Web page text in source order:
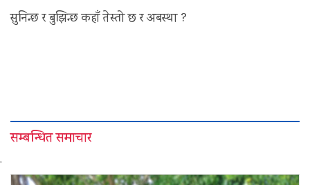
सुनिन्छ र बुझिन्छ कहाँ तेस्तो छ र अबस्था ?
सम्बन्धित समाचार
'